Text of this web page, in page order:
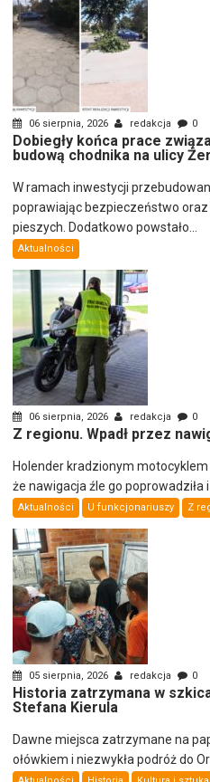
06 sierpnia, 2026 redakcja 0
Dobiegły końca prace
budową chodnika na ulicy
W ramach inwestycji
poprawiając bezpieczeństwo
pieszych. Dodatkowo powstało...
Aktualności
06 sierpnia, 2026 redakcja 0
Z regionu. Wpadł przez
Holender kradzionym motocyklem
że nawigacja źle go poprowadziła i
Aktualności U funkcjonariuszy Z
05 sierpnia, 2026 redakcja 0
Historia zatrzymana w
Stefana Kierula
Dawne miejsca zatrzymane na
ołówkiem i niezwykła podróż do